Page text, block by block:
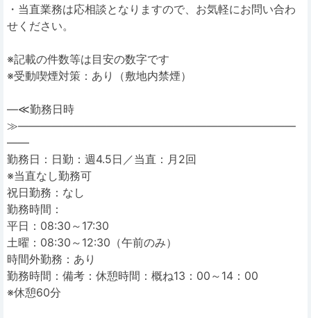
・当直業務は応相談となりますので、お気軽にお問い合わ
せください。
※記載の件数等は目安の数字です
※受動喫煙対策：あり（敷地内禁煙）
―≪勤務日時
≫―――――――――――――――――――――――――
――
勤務日：日勤：週4.5日／当直：月2回
※当直なし勤務可
祝日勤務：なし
勤務時間：
平日：08:30～17:30
土曜：08:30～12:30（午前のみ）
時間外勤務：あり
勤務時間：備考：休憩時間：概ね13：00～14：00
※休憩60分